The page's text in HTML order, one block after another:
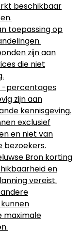
beschikbaar
toepassing op
zijn aan
die niet
-percentages
zijn aan
kennisgeving.
exclusief
en niet van
bezoekers.
Bron korting
en
vereist.
maximale